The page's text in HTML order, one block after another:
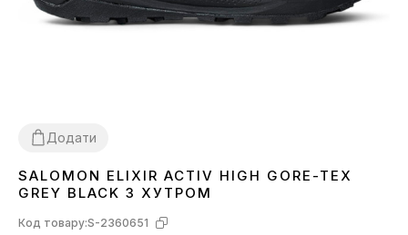
Додати
414344 46
SALOMON ELIXIR ACTIV HIGH GORE-TEX
GREY BLACK З ХУТРОМ
Код товару:S-2360651